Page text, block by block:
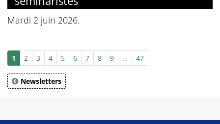
Mardi 2 juin 2026.
1 2 3 4 5 6 7 8 9 … 47
Newsletters